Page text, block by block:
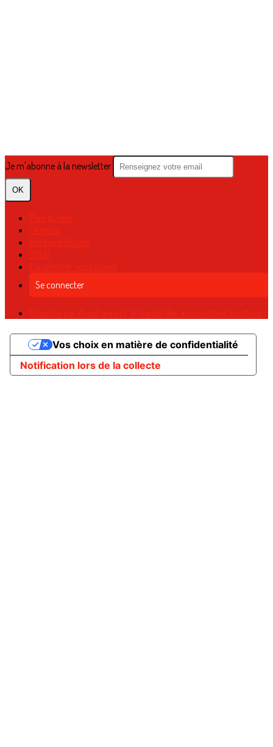
Je m'abonne à la newsletter
OK
Plan du site
Licences
Mentions légales
CGUV
Paramétrer vos cookies
Se connecter
Propulsé par AssoConnect, le logiciel des associations Sportives
Notification lors de la collecte
Vos choix en matière de confidentialité